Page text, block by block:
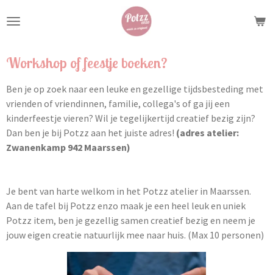
direct
de
hoofdinhoud
Workshop of feestje boeken?
Ben je op zoek naar een leuke en gezellige tijdsbesteding met
vrienden of vriendinnen, familie, collega's of ga jij een
kinderfeestje vieren? Wil je tegelijkertijd creatief bezig zijn?
Dan ben je bij Potzz aan het juiste adres! (adres atelier:
Zwanenkamp 942 Maarssen)
Je bent van harte welkom in het Potzz atelier in Maarssen.
Aan de tafel bij Potzz enzo maak je een heel leuk en uniek
Potzz item, ben je gezellig samen creatief bezig en neem je
jouw eigen creatie natuurlijk mee naar huis. (Max 10 personen)